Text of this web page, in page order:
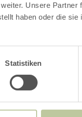
Unsere Partner
haben oder die sie
Statistiken